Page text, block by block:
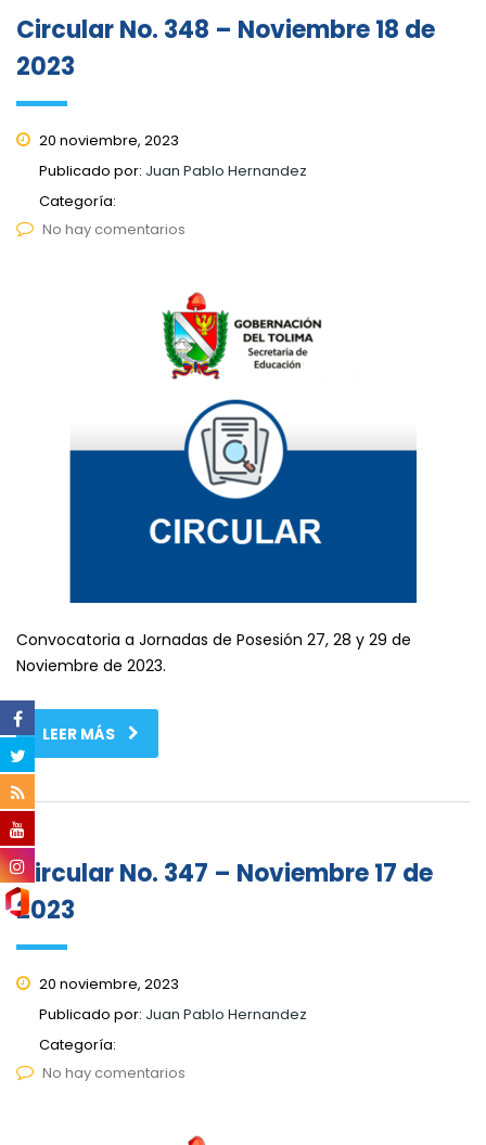
Circular No. 348 – Noviembre 18 de
2023
20 noviembre, 2023
Publicado por: Juan Pablo Hernandez
Categoría:
No hay comentarios
Convocatoria a Jornadas de Posesión 27, 28 y 29 de
Noviembre de 2023.
LEER MÁS
Circular No. 347 – Noviembre 17 de
2023
20 noviembre, 2023
Publicado por: Juan Pablo Hernandez
Categoría:
No hay comentarios